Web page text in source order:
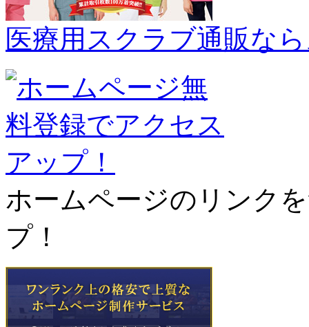
医療用スクラブ通販な
ホームページのリンク
プ！